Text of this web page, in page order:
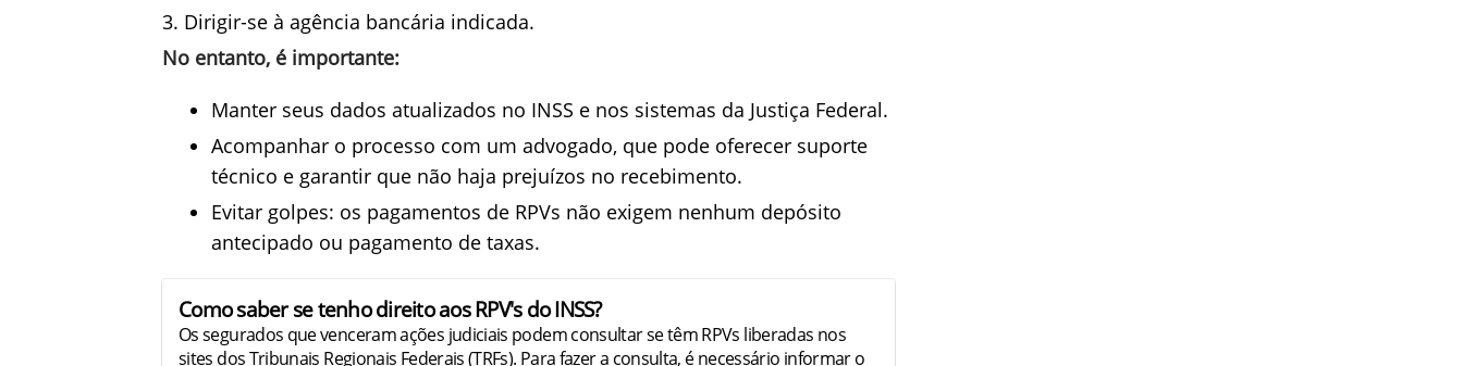
Dirigir-se à agência bancária indicada.
No entanto, é importante:
Manter seus dados atualizados no INSS e nos sistemas da Justiça Federal.
Acompanhar o processo com um advogado, que pode oferecer suporte
técnico e garantir que não haja prejuízos no recebimento.
Evitar golpes: os pagamentos de RPVs não exigem nenhum depósito
antecipado ou pagamento de taxas.
Como saber se tenho direito aos RPV's do INSS?
Os segurados que venceram ações judiciais podem consultar se têm RPVs liberadas nos
sites dos Tribunais Regionais Federais (TRFs). Para fazer a consulta, é necessário informar o